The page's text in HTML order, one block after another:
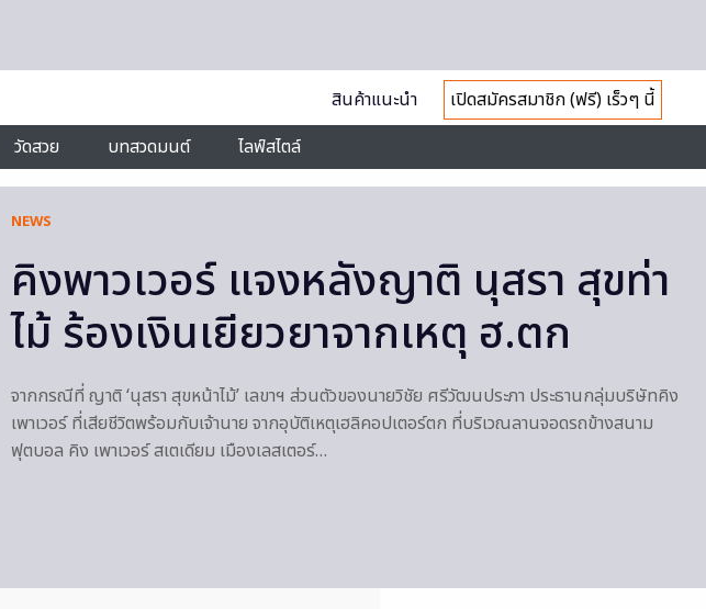
สินค้าแนะนำ
เปิดสมัครสมาชิก (ฟรี) เร็วๆ นี้
วัดสวย บทสวดมนต์ ไลฟ์สไตล์
NEWS
คิงพาวเวอร์ แจงหลังญาติ นุสรา สุขท่า
ไม้ ร้องเงินเยียวยาจากเหตุ ฮ.ตก
จากกรณีที่ ญาติ ‘นุสรา สุขหน้าไม้’ เลขาฯ ส่วนตัวของนายวิชัย ศรีวัฒนประภา ประธานกลุ่มบริษัทคิง
เพาเวอร์ ที่เสียชีวิตพร้อมกับเจ้านาย จากอุบัติเหตุเฮลิคอปเตอร์ตก ที่บริเวณลานจอดรถข้างสนาม
ฟุตบอล คิง เพาเวอร์ สเตเดียม เมืองเลสเตอร์…